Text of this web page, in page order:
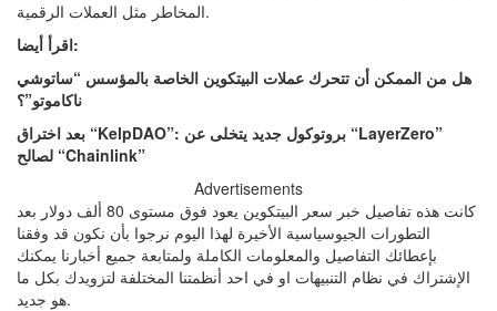
المخاطر مثل العملات الرقمية.
اقرأ أيضا:
هل من الممكن أن تتحرك عملات البيتكوين الخاصة بالمؤسس “ساتوشي
ناكاموتو”؟
بعد اختراق “KelpDAO”: بروتوكول جديد يتخلى عن “LayerZero”
لصالح “Chainlink”
Advertisements
كانت هذه تفاصيل خبر سعر البيتكوين يعود فوق مستوى 80 ألف دولار بعد
التطورات الجيوسياسية الأخيرة لهذا اليوم نرجوا بأن نكون قد وفقنا
بإعطائك التفاصيل والمعلومات الكاملة ولمتابعة جميع أخبارنا يمكنك
الإشتراك في نظام التنبيهات او في احد أنظمتنا المختلفة لتزويدك بكل ما
هو جديد.